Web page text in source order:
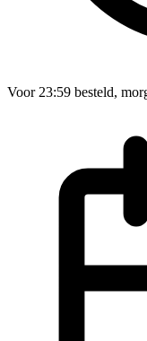
Voor 23:59 besteld,